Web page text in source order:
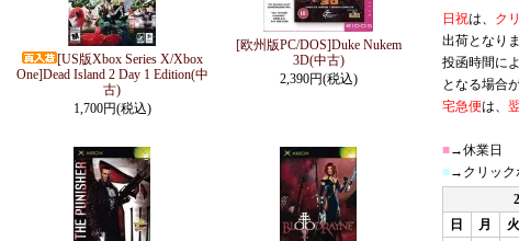
[US版Xbox Series X/Xbox
One]Dead Island 2 Day 1 Edition(中
古)
1,700円(税込)
[欧州版PC/DOS]Duke Nukem
3D(中古)
2,390円(税込)
日祝は、 ク
出荷となりま
投函時間によ
となる場合
宅急便は、
■→休業日
■→クリック
日
月 火